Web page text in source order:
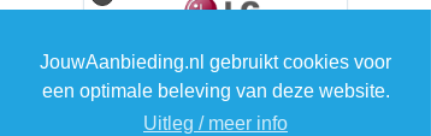
JouwAanbieding.nl gebruikt cookies voor
een optimale beleving van deze website.
Uitleg / meer info
5 5